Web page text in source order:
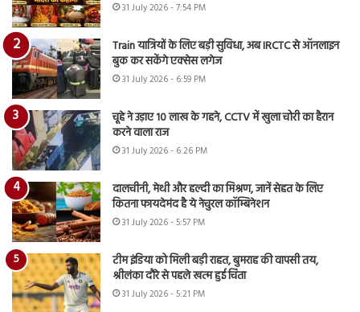
31 July 2026 - 7:54 PM
Train यात्रियों के लिए बड़ी सुविधा, अब IRCTC से ऑनलाइन
बुक कर सकेंगे एक्सेस लगेज
31 July 2026 - 6:59 PM
चूहे ने उड़ाए 10 लाख के गहने, CCTV में खुला चोरी का हैरान
करने वाला राज
31 July 2026 - 6:26 PM
दालचीनी, मेथी और हल्दी का मिश्रण, जानें सेहत के लिए
कितना फायदेमंद है ये नेचुरल कॉम्बिनेशन
31 July 2026 - 5:57 PM
टीम इंडिया को मिली बड़ी राहत, बुमराह की वापसी तय,
श्रीलंका दौरे से पहले खत्म हुई चिंता
31 July 2026 - 5:21 PM